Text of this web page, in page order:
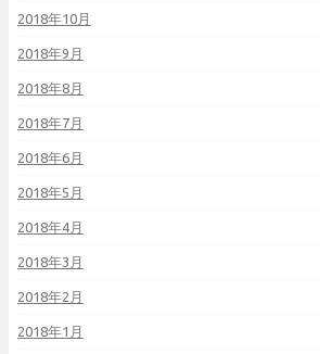
2018年10月
2018年9月
2018年8月
2018年7月
2018年6月
2018年5月
2018年4月
2018年3月
2018年2月
2018年1月